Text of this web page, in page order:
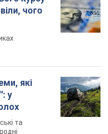
чого
які
у
та